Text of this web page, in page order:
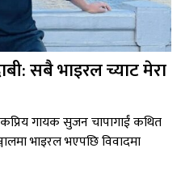
सबै भाइरल च्याट मेरा
गायक सुजन चापागाईं कथित
भाइरल भएपछि विवादमा